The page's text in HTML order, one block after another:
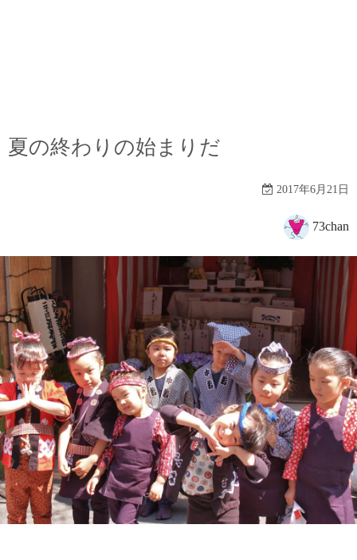
夏の終わりの始まりだ
2017年6月21日
73chan